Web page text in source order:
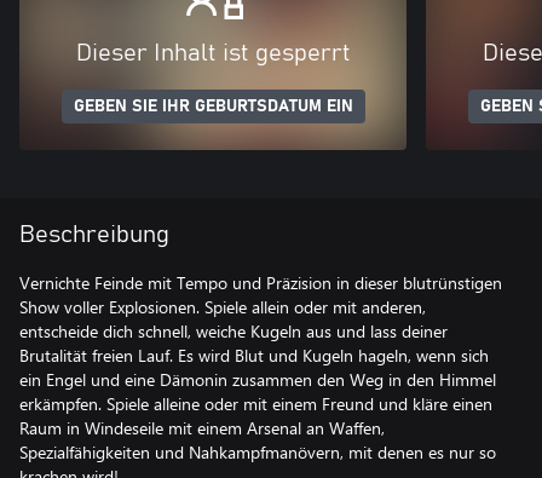
Dieser Inhalt ist gesperrt
GEBEN SIE IHR GEBURTSDATUM EIN GEBEN
Beschreibung
Vernichte Feinde mit Tempo und Präzision in dieser blutrünstigen
Show voller Explosionen. Spiele allein oder mit anderen,
entscheide dich schnell, weiche Kugeln aus und lass deiner
Brutalität freien Lauf. Es wird Blut und Kugeln hageln, wenn sich
ein Engel und eine Dämonin zusammen den Weg in den Himmel
erkämpfen. Spiele alleine oder mit einem Freund und kläre einen
Raum in Windeseile mit einem Arsenal an Waffen,
Spezialfähigkeiten und Nahkampfmanövern, mit denen es nur so